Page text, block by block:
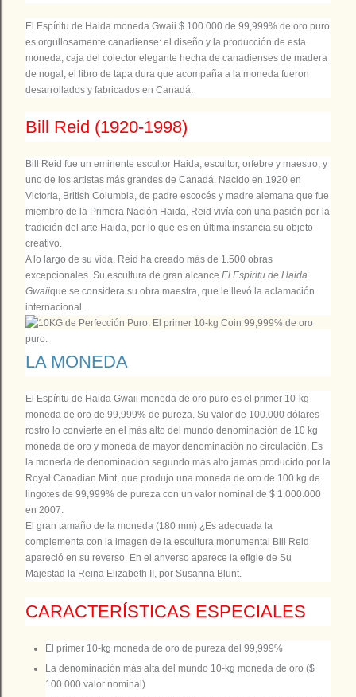
El Espíritu de Haida moneda Gwaii $ 100.000 de 99,999% de oro puro
es orgullosamente canadiense: el diseño y la producción de esta
moneda, caja del colector elegante hecha de canadienses de madera
de nogal, el libro de tapa dura que acompaña a la moneda fueron
desarrollados y fabricados en Canadá.
Bill Reid (1920-1998)
Bill Reid fue un eminente escultor Haida, escultor, orfebre y maestro, y
uno de los artistas más grandes de Canadá. Nacido en 1920 en
Victoria, British Columbia, de padre escocés y madre alemana que fue
miembro de la Primera Nación Haida, Reid vivía con una pasión por la
tradición del arte Haida, por lo que es en última instancia su objeto
creativo.
A lo largo de su vida, Reid ha creado más de 1.500 obras
excepcionales. Su escultura de gran alcance El Espíritu de Haida
Gwaiique se considera su obra maestra, que le llevó la aclamación
internacional.
LA MONEDA
El Espíritu de Haida Gwaii moneda de oro puro es el primer 10-kg
moneda de oro de 99,999% de pureza. Su valor de 100.000 dólares
rostro lo convierte en el más alto del mundo denominación de 10 kg
moneda de oro y moneda de mayor denominación no circulación. Es
la moneda de denominación segundo más alto jamás producido por la
Royal Canadian Mint, que produjo una moneda de oro de 100 kg de
lingotes de 99,999% de pureza con un valor nominal de $ 1.000.000
en 2007.
El gran tamaño de la moneda (180 mm) ¿Es adecuada la
complementa con la imagen de la escultura monumental Bill Reid
apareció en su reverso. En el anverso aparece la efigie de Su
Majestad la Reina Elizabeth II, por Susanna Blunt.
CARACTERÍSTICAS ESPECIALES
El primer 10-kg moneda de oro de pureza del 99,999%
La denominación más alta del mundo 10-kg moneda de oro ($
100.000 valor nominal)